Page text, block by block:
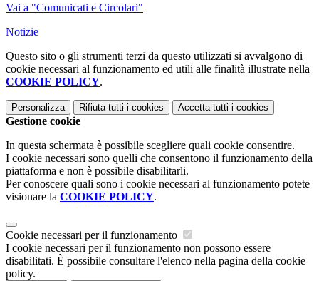
Vai a "Comunicati e Circolari"
Notizie
Questo sito o gli strumenti terzi da questo utilizzati si avvalgono di
cookie necessari al funzionamento ed utili alle finalità illustrate nella
COOKIE POLICY.
Personalizza Rifiuta tutti i cookies Accetta tutti i cookies
Gestione cookie
In questa schermata è possibile scegliere quali cookie consentire.
I cookie necessari sono quelli che consentono il funzionamento della
piattaforma e non è possibile disabilitarli.
Per conoscere quali sono i cookie necessari al funzionamento potete
visionare la COOKIE POLICY.
Cookie necessari per il funzionamento
I cookie necessari per il funzionamento non possono essere
disabilitati. È possibile consultare l'elenco nella pagina della cookie
policy.